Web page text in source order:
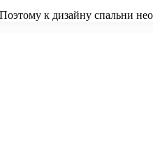
к дизайну спальни